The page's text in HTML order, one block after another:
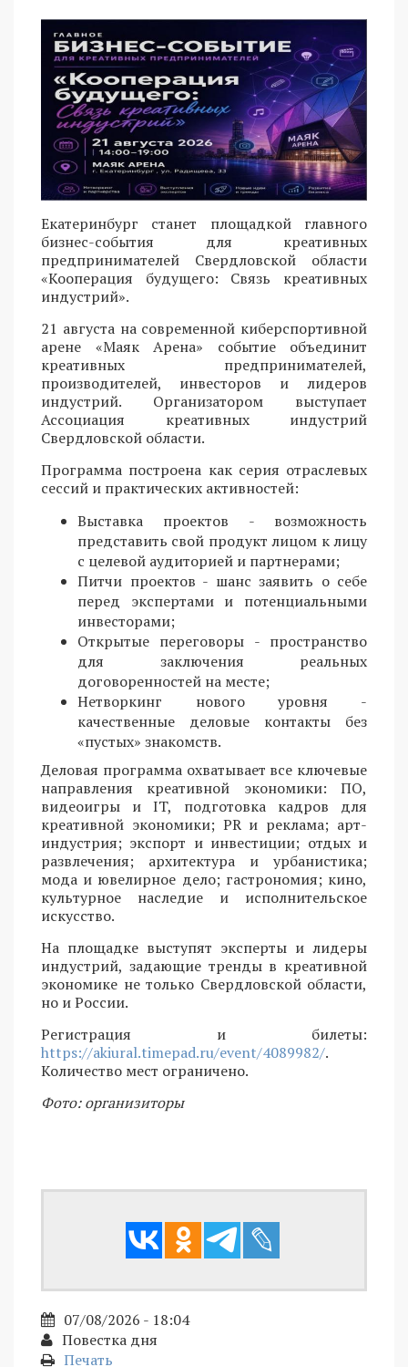
Екатеринбург станет площадкой главного
бизнес-события для креативных
предпринимателей Свердловской области
«Кооперация будущего: Связь креативных
индустрий».
21 августа на современной киберспортивной
арене «Маяк Арена» событие объединит
креативных предпринимателей,
производителей, инвесторов и лидеров
индустрий. Организатором выступает
Ассоциация креативных индустрий
Свердловской области.
Программа построена как серия отраслевых
сессий и практических активностей:
Выставка проектов - возможность
представить свой продукт лицом к лицу
с целевой аудиторией и партнерами;
Питчи проектов - шанс заявить о себе
перед экспертами и потенциальными
инвесторами;
Открытые переговоры - пространство
для заключения реальных
договоренностей на месте;
Нетворкинг нового уровня -
качественные деловые контакты без
«пустых» знакомств.
Деловая программа охватывает все ключевые
направления креативной экономики: ПО,
видеоигры и IT, подготовка кадров для
креативной экономики; PR и реклама; арт-
индустрия; экспорт и инвестиции; отдых и
развлечения; архитектура и урбанистика;
мода и ювелирное дело; гастрономия; кино,
культурное наследие и исполнительское
искусство.
На площадке выступят эксперты и лидеры
индустрий, задающие тренды в креативной
экономике не только Свердловской области,
но и России.
Регистрация и билеты:
https://akiural.timepad.ru/event/4089982/.
Количество мест ограничено.
Фото: организиторы
07/08/2026 - 18:04
Повестка дня
Печать